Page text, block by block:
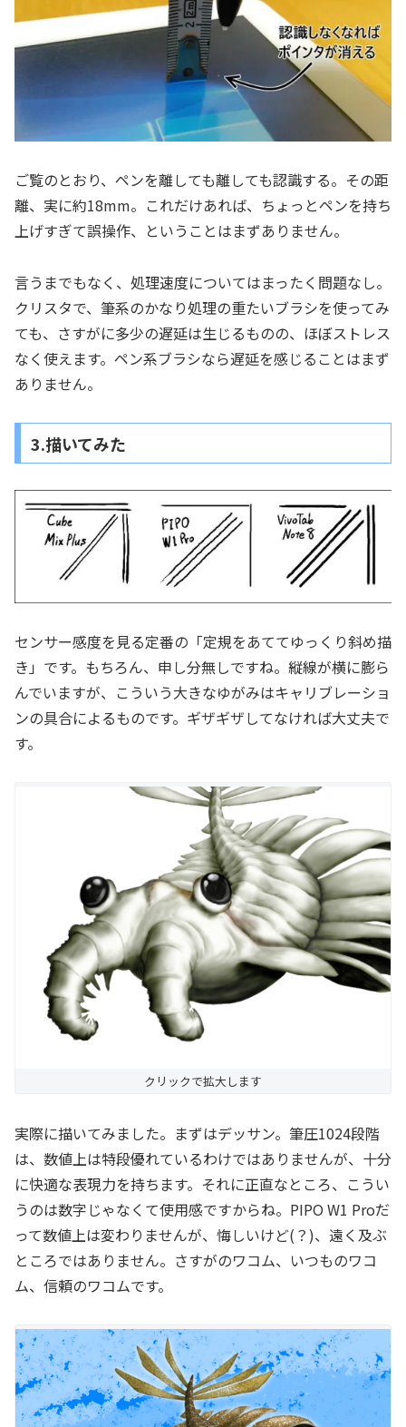
ご覧のとおり、ペンを離しても離しても認識する。その距
離、実に約18mm。これだけあれば、ちょっとペンを持ち
上げすぎて誤操作、ということはまずありません。
言うまでもなく、処理速度についてはまったく問題なし。
クリスタで、筆系のかなり処理の重たいブラシを使ってみ
ても、さすがに多少の遅延は生じるものの、ほぼストレス
なく使えます。ペン系ブラシなら遅延を感じることはまず
ありません。
3.描いてみた
センサー感度を見る定番の「定規をあててゆっくり斜め描
き」です。もちろん、申し分無しですね。縦線が横に膨ら
んでいますが、こういう大きなゆがみはキャリブレーショ
ンの具合によるものです。ギザギザしてなければ大丈夫で
す。
クリックで拡大します
実際に描いてみました。まずはデッサン。筆圧1024段階
は、数値上は特段優れているわけではありませんが、十分
に快適な表現力を持ちます。それに正直なところ、こうい
うのは数字じゃなくて使用感ですからね。PIPO W1 Proだ
って数値上は変わりませんが、悔しいけど(？)、遠く及ぶ
ところではありません。さすがのワコム、いつものワコ
ム、信頼のワコムです。